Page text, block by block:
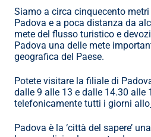
Siamo a circa cinquecento
Padova e a poca distanza da
mete del flusso turistico e
Padova una delle mete
geografica del Paese.
Potete visitare la filiale di
dalle 9 alle 13 e dalle 14.30 alle
telefonicamente tutti i giorni allo
Padova è la ‘città del sapere’